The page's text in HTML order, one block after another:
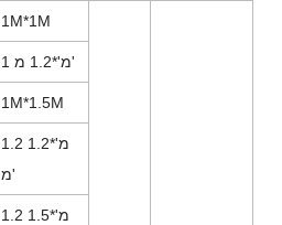
1M*1M
1 מ'*1.2 מ'
1M*1.5M
1.2 מ'*1.2
מ'
1.2 מ'*1.5